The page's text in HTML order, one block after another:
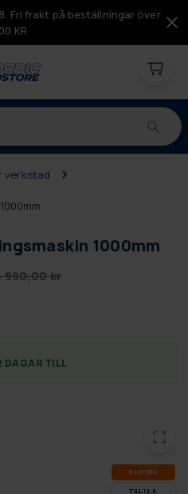
Fri frakt på beställningar över
KR
verkstad
1000mm
990,00 kr
DAGAR TILL
SLUT­REA
TILL 12.8.